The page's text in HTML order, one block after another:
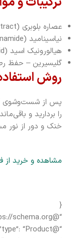
عصاره بلوبری (Blueberry Extract) – سرشار از آنتی‌اکسیدان و روشن‌کننده
نیاسینامید (Niacinamide) – کمک به یکنواختی رنگ پوست و کاهش تیرگی
هیالورونیک اسید (Hyaluronic Acid) – آبرسان قوی
گلیسیرین – حفظ
روش
را بردارید و
خنک و دور از نور
مشاهده و خرید از
{
“@context”: “https://schema.org/”,
“@type”: “Product”,